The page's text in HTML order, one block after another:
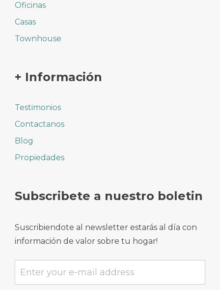
Oficinas
Casas
Townhouse
+ Información
Testimonios
Contactanos
Blog
Propiedades
Subscribete a nuestro boletin
Suscribiendote al newsletter estarás al día con
información de valor sobre tu hogar!